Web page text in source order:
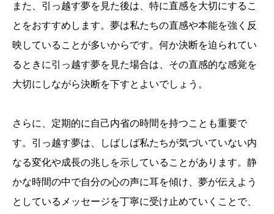
また、引っ越す夢を見た後は、特に直感を大切にするこ
とをおすすめします。夢は私たちの直感や本能を強く反
映していることが多いからです。何か決断を迫られてい
るときに引っ越す夢を見た場合は、その直感的な感覚を
大切にしながら決断を下すとよいでしょう。
さらに、定期的に自己内省の時間を持つことも重要で
す。引っ越す夢は、しばしば私たちが気づいていない内
なる変化や成長の兆しを示していることがあります。静
かな時間の中で自分の心の声に耳を傾け、夢が伝えよう
としているメッセージを丁寧に受け止めていくことで、